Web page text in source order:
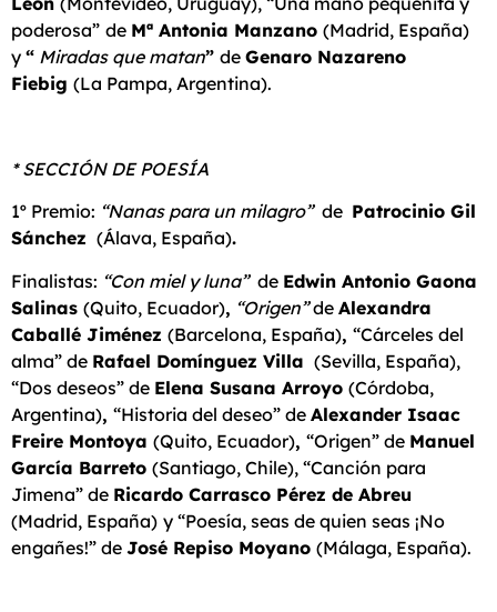
poderosa” de Mª Antonia Manzano (Madrid, España)
y “ Miradas que matan” de Genaro Nazareno
Fiebig (La Pampa, Argentina).
* SECCIÓN DE POESÍA
1º Premio: “Nanas para un milagro” de Patrocinio Gil
Sánchez (Álava, España).
Finalistas: “Con miel y luna” de Edwin Antonio Gaona
Salinas (Quito, Ecuador), “Origen”de Alexandra
Caballé Jiménez (Barcelona, España), “Cárceles del
alma” de Rafael Domínguez Villa (Sevilla, España),
“Dos deseos” de Elena Susana Arroyo (Córdoba,
Argentina), “Historia del deseo” de Alexander Isaac
Freire Montoya (Quito, Ecuador), “Origen” de Manuel
García Barreto (Santiago, Chile), “Canción para
Jimena” de Ricardo Carrasco Pérez de Abreu
(Madrid, España) y “Poesía, seas de quien seas ¡No
engañes!” de José Repiso Moyano (Málaga, España).